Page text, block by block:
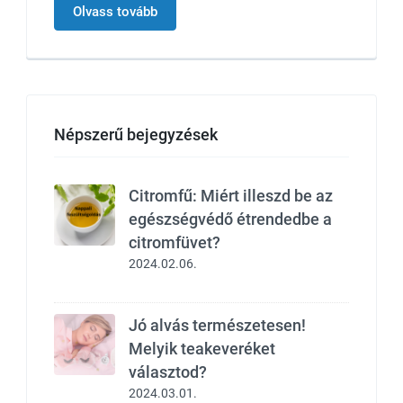
Olvass tovább
Népszerű bejegyzések
Citromfű: Miért illeszd be az
egészségvédő étrendedbe a
citromfüvet?
2024.02.06.
Jó alvás természetesen!
Melyik teakeveréket
választod?
2024.03.01.